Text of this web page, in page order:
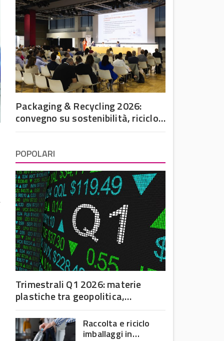
Packaging & Recycling 2026:
convegno su sostenibilità, riciclo
e futuro dell’imballaggio in
POPOLARI
Trimestrali Q1 2026: materie
plastiche tra geopolitica,
domanda debole e corsa
all’efficienza Raccolta e riciclo
imballaggi in